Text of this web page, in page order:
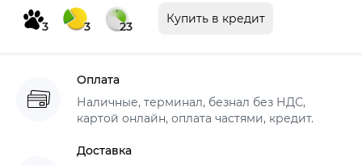
3 3 23
Купить в кредит
Оплата
Наличные, терминал, безнал без НДС,
картой онлайн, оплата частями, кредит.
Доставка